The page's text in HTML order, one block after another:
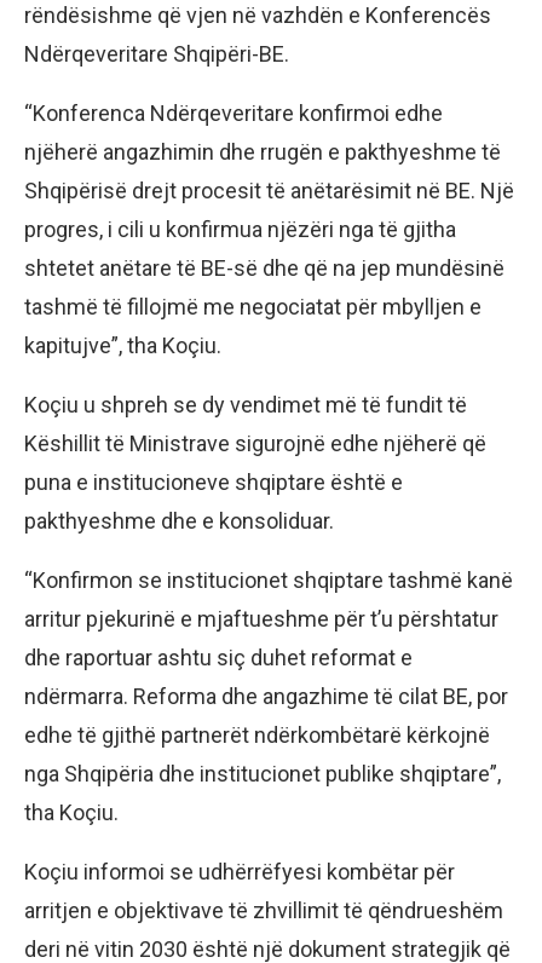
rëndësishme që vjen në vazhdën e Konferencës
Ndërqeveritare Shqipëri-BE.
“Konferenca Ndërqeveritare konfirmoi edhe
njëherë angazhimin dhe rrugën e pakthyeshme të
Shqipërisë drejt procesit të anëtarësimit në BE. Një
progres, i cili u konfirmua njëzëri nga të gjitha
shtetet anëtare të BE-së dhe që na jep mundësinë
tashmë të fillojmë me negociatat për mbylljen e
kapitujve”, tha Koçiu.
Koçiu u shpreh se dy vendimet më të fundit të
Këshillit të Ministrave sigurojnë edhe njëherë që
puna e institucioneve shqiptare është e
pakthyeshme dhe e konsoliduar.
“Konfirmon se institucionet shqiptare tashmë kanë
arritur pjekurinë e mjaftueshme për t’u përshtatur
dhe raportuar ashtu siç duhet reformat e
ndërmarra. Reforma dhe angazhime të cilat BE, por
edhe të gjithë partnerët ndërkombëtarë kërkojnë
nga Shqipëria dhe institucionet publike shqiptare”,
tha Koçiu.
Koçiu informoi se udhërrëfyesi kombëtar për
arritjen e objektivave të zhvillimit të qëndrueshëm
deri në vitin 2030 është një dokument strategjik që